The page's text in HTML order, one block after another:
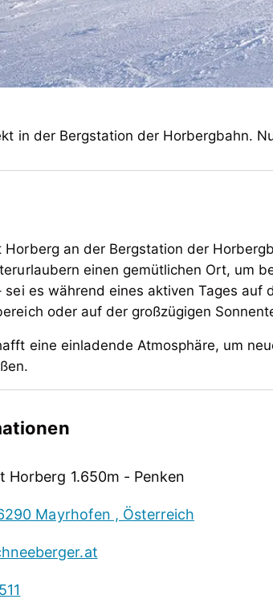
in der Bergstation der Horbergbahn.
Horberg an der Bergstation der
einen gemütlichen Ort, um
sei es während eines aktiven Tages auf
oder auf der großzügigen
eine einladende Atmosphäre, um
einen gemütlichen Ort, um
Horberg 1.650m - Penken
Mayrhofen , Österreich